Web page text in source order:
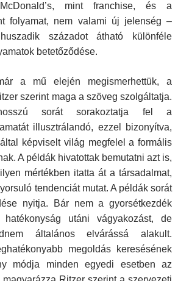
mint franchise, és a
folyamat, nem valami új jelenség –
századot átható különféle
betetőződése.
a mű elején megismerhettük, a
szerint maga a szöveg szolgáltatja.
sorát sorakoztatja fel a
illusztrálandó, ezzel bizonyítva,
képviselt világ megfelel a formális
A példák hivatottak bemutatni azt is,
mértékben itatta át a társadalmat,
tendenciát mutat. A példák sorát
nyitja. Bár nem a gyorsétkezdék
utáni vágyakozást, de
általános elvárássá alakult.
megoldás keresésének
módja minden egyedi esetben az